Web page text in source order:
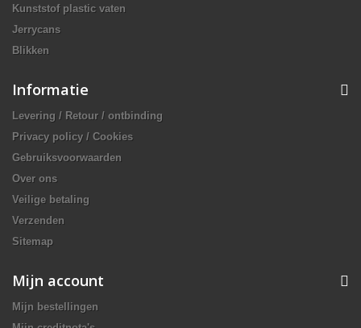
Kunststof plastic vaten
Jerrycans
Blikken
Informatie
Levering / Retour / ontbinding
Privacy policy / Cookies
Gebruiksvoorwaarden
Over ons
Veilige betaling
Verzenden
Sitemap
Mijn account
Mijn bestellingen